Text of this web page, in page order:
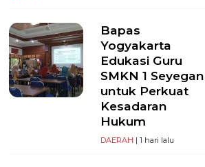
Bapas
Yogyakarta
Edukasi Guru
SMKN 1 Seyegan
untuk Perkuat
Kesadaran
Hukum
DAERAH | 1 hari lalu